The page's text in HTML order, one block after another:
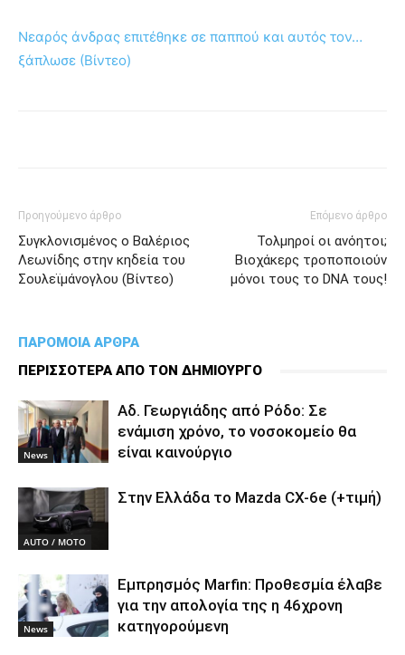
Νεαρός άνδρας επιτέθηκε σε παππού και αυτός τον…
ξάπλωσε (Βίντεο)
Προηγούμενο άρθρο
Συγκλονισμένος ο Βαλέριος
Λεωνίδης στην κηδεία του
Σουλεϊμάνογλου (Bίντεο)
Επόμενο άρθρο
Τολμηροί οι ανόητοι;
Βιοχάκερς τροποποιούν
μόνοι τους το DNA τους!
ΠΑΡΟΜΟΙΑ ΑΡΘΡΑ
ΠΕΡΙΣΣΟΤΕΡΑ ΑΠΟ ΤΟΝ ΔΗΜΙΟΥΡΓΟ
News
Αδ. Γεωργιάδης από Ρόδο: Σε
ενάμιση χρόνο, το νοσοκομείο θα
είναι καινούργιο
AUTO / MOTO
Στην Ελλάδα το Mazda CX-6e (+τιμή)
News
Εμπρησμός Marfin: Προθεσμία έλαβε
για την απολογία της η 46χρονη
κατηγορούμενη